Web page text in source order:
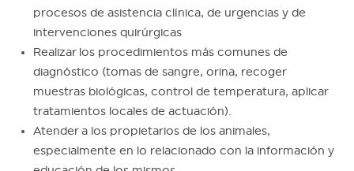
procesos de asistencia clínica, de urgencias y de
intervenciones quirúrgicas
Realizar los procedimientos más comunes de
diagnóstico (tomas de sangre, orina, recoger
muestras biológicas, control de temperatura, aplicar
tratamientos locales de actuación).
Atender a los propietarios de los animales,
especialmente en lo relacionado con la información y